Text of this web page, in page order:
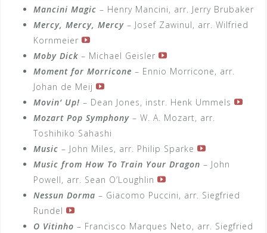
Mancini Magic – Henry Mancini, arr. Jerry Brubaker
Mercy, Mercy, Mercy – Josef Zawinul, arr. Wilfried
Kornmeier
Moby Dick – Michael Geisler
Moment for Morricone – Ennio Morricone, arr.
Johan de Meij
Movin‘ Up! – Dean Jones, instr. Henk Ummels
Mozart Pop Symphony – W. A. Mozart, arr.
Toshihiko Sahashi
Music – John Miles, arr. Philip Sparke
Music from How To Train Your Dragon – John
Powell, arr. Sean O’Loughlin
Nessun Dorma – Giacomo Puccini, arr. Siegfried
Rundel
O Vitinho – Francisco Marques Neto, arr. Siegfried